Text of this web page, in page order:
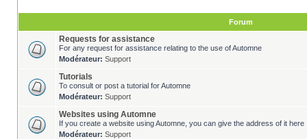
Forum
Requests for assistance
For any request for assistance relating to the use of Automne
Modérateur: Support
Tutorials
To consult or post a tutorial for Automne
Modérateur: Support
Websites using Automne
If you create a website using Automne, you can give the address of it here
Modérateur: Support